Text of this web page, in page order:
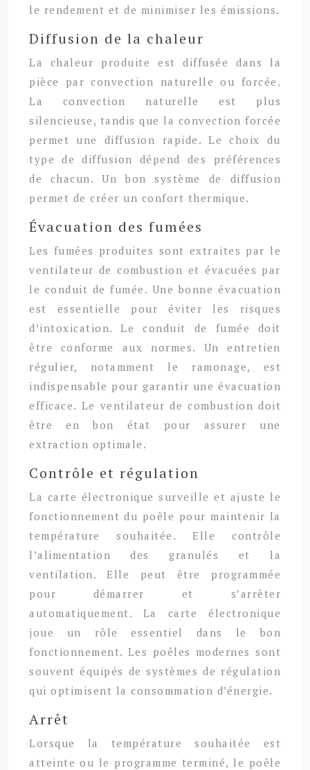
le rendement et de minimiser les émissions.
Diffusion de la chaleur
La chaleur produite est diffusée dans la
pièce par convection naturelle ou forcée.
La convection naturelle est plus
silencieuse, tandis que la convection forcée
permet une diffusion rapide. Le choix du
type de diffusion dépend des préférences
de chacun. Un bon système de diffusion
permet de créer un confort thermique.
Évacuation des fumées
Les fumées produites sont extraites par le
ventilateur de combustion et évacuées par
le conduit de fumée. Une bonne évacuation
est essentielle pour éviter les risques
d’intoxication. Le conduit de fumée doit
être conforme aux normes. Un entretien
régulier, notamment le ramonage, est
indispensable pour garantir une évacuation
efficace. Le ventilateur de combustion doit
être en bon état pour assurer une
extraction optimale.
Contrôle et régulation
La carte électronique surveille et ajuste le
fonctionnement du poêle pour maintenir la
température souhaitée. Elle contrôle
l’alimentation des granulés et la
ventilation. Elle peut être programmée
pour démarrer et s’arrêter
automatiquement. La carte électronique
joue un rôle essentiel dans le bon
fonctionnement. Les poêles modernes sont
souvent équipés de systèmes de régulation
qui optimisent la consommation d’énergie.
Arrêt
Lorsque la température souhaitée est
atteinte ou le programme terminé, le poêle